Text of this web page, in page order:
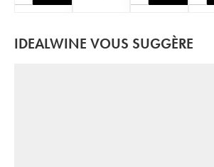
IDEALWINE VOUS SUGGÈRE